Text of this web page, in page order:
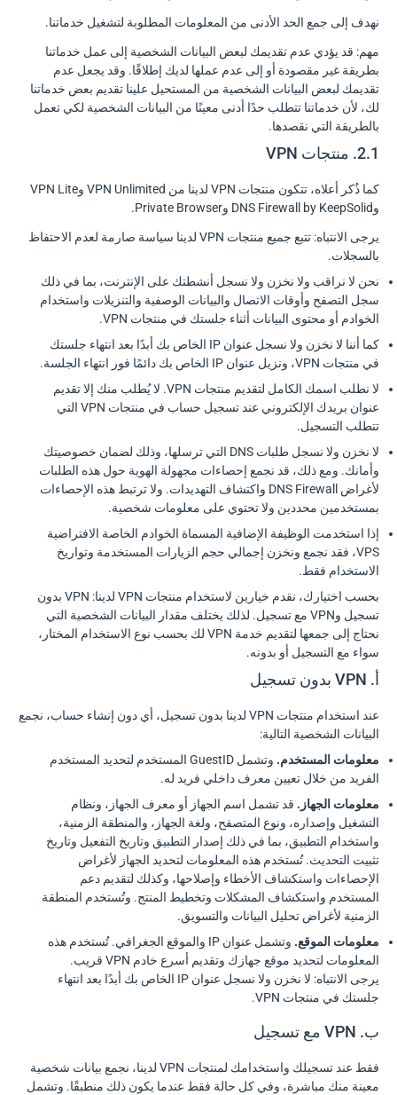
نهدف إلى جمع الحد الأدنى من المعلومات المطلوبة لتشغيل خدماتنا.
مهم: قد يؤدي عدم تقديمك لبعض البيانات الشخصية إلى عمل خدماتنا
بطريقة غير مقصودة أو إلى عدم عملها لديك إطلاقًا. وقد يجعل عدم
تقديمك لبعض البيانات الشخصية من المستحيل علينا تقديم بعض خدماتنا
لك، لأن خدماتنا تتطلب حدًا أدنى معينًا من البيانات الشخصية لكي تعمل
بالطريقة التي نقصدها.
2.1. منتجات VPN
كما ذُكر أعلاه، تتكون منتجات VPN لدينا من VPN Unlimited وVPN Lite
وDNS Firewall by KeepSolid وPrivate Browser.
يرجى الانتباه: تتبع جميع منتجات VPN لدينا سياسة صارمة لعدم الاحتفاظ
بالسجلات.
نحن لا نراقب ولا نخزن ولا نسجل أنشطتك على الإنترنت، بما في ذلك
سجل التصفح وأوقات الاتصال والبيانات الوصفية والتنزيلات واستخدام
الخوادم أو محتوى البيانات أثناء جلستك في منتجات VPN.
كما أننا لا نخزن ولا نسجل عنوان IP الخاص بك أبدًا بعد انتهاء جلستك
في منتجات VPN، ونزيل عنوان IP الخاص بك دائمًا فور انتهاء الجلسة.
لا نطلب اسمك الكامل لتقديم منتجات VPN. لا يُطلب منك إلا تقديم
عنوان بريدك الإلكتروني عند تسجيل حساب في منتجات VPN التي
تتطلب التسجيل.
لا نخزن ولا نسجل طلبات DNS التي ترسلها، وذلك لضمان خصوصيتك
وأمانك. ومع ذلك، قد نجمع إحصاءات مجهولة الهوية حول هذه الطلبات
لأغراض DNS Firewall واكتشاف التهديدات. ولا ترتبط هذه الإحصاءات
بمستخدمين محددين ولا تحتوي على معلومات شخصية.
إذا استخدمت الوظيفة الإضافية المسماة الخوادم الخاصة الافتراضية
VPS، فقد نجمع ونخزن إجمالي حجم الزيارات المستخدمة وتواريخ
الاستخدام فقط.
بحسب اختيارك، نقدم خيارين لاستخدام منتجات VPN لدينا: VPN بدون
تسجيل وVPN مع تسجيل. لذلك يختلف مقدار البيانات الشخصية التي
نحتاج إلى جمعها لتقديم خدمة VPN لك بحسب نوع الاستخدام المختار،
سواء مع التسجيل أو بدونه.
أ. VPN بدون تسجيل
عند استخدام منتجات VPN لدينا بدون تسجيل، أي دون إنشاء حساب، نجمع
البيانات الشخصية التالية:
معلومات المستخدم.
وتشمل GuestID المستخدم لتحديد المستخدم
الفريد من خلال تعيين معرف داخلي فريد له.
معلومات الجهاز. قد تشمل اسم الجهاز أو معرف الجهاز، ونظام
التشغيل وإصداره، ونوع المتصفح، ولغة الجهاز، والمنطقة الزمنية،
واستخدام التطبيق، بما في ذلك إصدار التطبيق وتاريخ التفعيل وتاريخ
تثبيت التحديث. تُستخدم هذه المعلومات لتحديد الجهاز لأغراض
الإحصاءات واستكشاف الأخطاء وإصلاحها، وكذلك لتقديم دعم
المستخدم واستكشاف المشكلات وتخطيط المنتج. وتُستخدم المنطقة
الزمنية لأغراض تحليل البيانات والتسويق.
معلومات الموقع.
وتشمل عنوان IP والموقع الجغرافي. تُستخدم هذه
المعلومات لتحديد موقع جهازك وتقديم أسرع خادم VPN قريب.
يرجى الانتباه: لا نخزن ولا نسجل عنوان IP الخاص بك أبدًا بعد انتهاء
جلستك في منتجات VPN.
ب. VPN مع تسجيل
فقط عند تسجيلك واستخدامك لمنتجات VPN لدينا، نجمع بيانات شخصية
معينة منك مباشرة، وفي كل حالة فقط عندما يكون ذلك منطبقًا. وتشمل